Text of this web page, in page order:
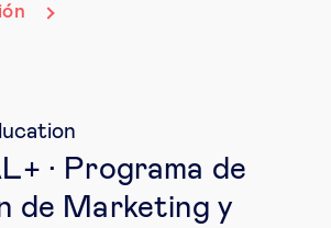
· Programa de
de Marketing y